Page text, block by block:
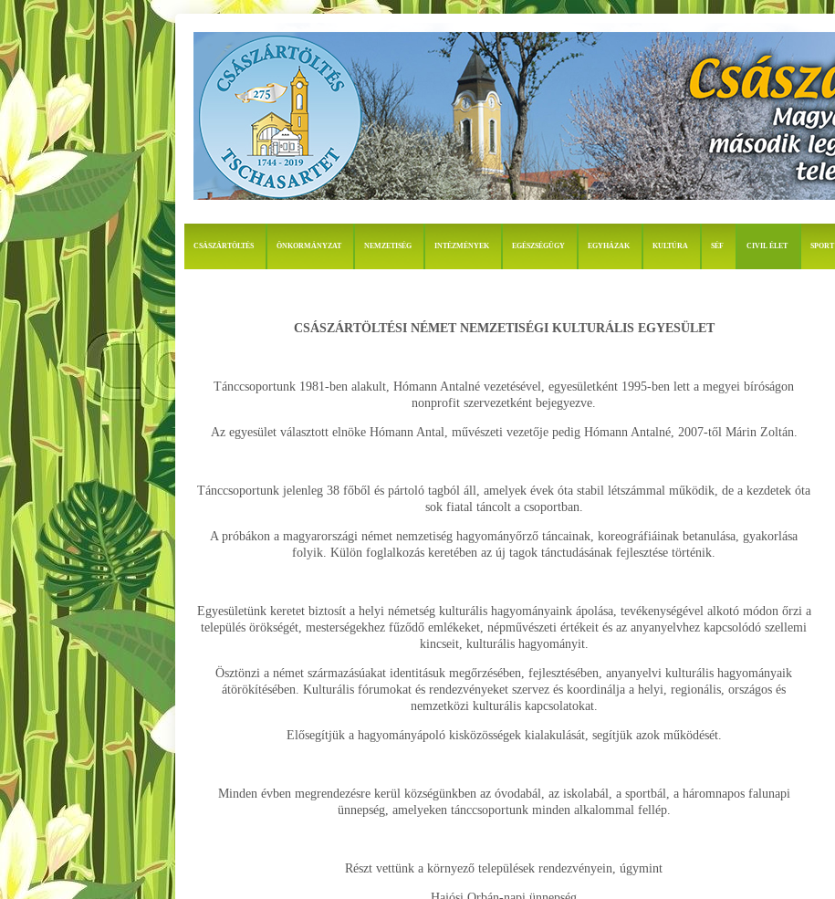
CSÁSZÁRTÖLTÉS ÖNKORMÁNYZAT NEMZETISÉG INTÉZMÉNYEK EGÉSZSÉGÜGY EGYHÁZAK KULTÚRA SÉF CIVIL ÉLET SPORT
CSÁSZÁRTÖLTÉSI NÉMET NEMZETISÉGI KULTURÁLIS EGYESÜLET
Tánccsoportunk 1981-ben alakult, Hómann Antalné vezetésével, egyesületként 1995-ben lett a megyei bíróságon
nonprofit szervezetként bejegyezve.
Az egyesület választott elnöke Hómann Antal, művészeti vezetője pedig Hómann Antalné, 2007-től Márin Zoltán.
Tánccsoportunk jelenleg 38 főből és pártoló tagból áll, amelyek évek óta stabil létszámmal működik, de a kezdetek óta
sok fiatal táncolt a csoportban.
A próbákon a magyarországi német nemzetiség hagyományőrző táncainak, koreográfiáinak betanulása, gyakorlása
folyik. Külön foglalkozás keretében az új tagok tánctudásának fejlesztése történik.
Egyesületünk keretet biztosít a helyi németség kulturális hagyományaink ápolása, tevékenységével alkotó módon őrzi a
település örökségét, mesterségekhez fűződő emlékeket, népművészeti értékeit és az anyanyelvhez kapcsolódó szellemi
kincseit, kulturális hagyományit.
Ösztönzi a német származásúakat identitásuk megőrzésében, fejlesztésében, anyanyelvi kulturális hagyományaik
átörökítésében. Kulturális fórumokat és rendezvényeket szervez és koordinálja a helyi, regionális, országos és
nemzetközi kulturális kapcsolatokat.
Elősegítjük a hagyományápoló kisközösségek kialakulását, segítjük azok működését.
Minden évben megrendezésre kerül községünkben az óvodabál, az iskolabál, a sportbál, a háromnapos falunapi
ünnepség, amelyeken tánccsoportunk minden alkalommal fellép.
Részt vettünk a környező települések rendezvényein, úgymint